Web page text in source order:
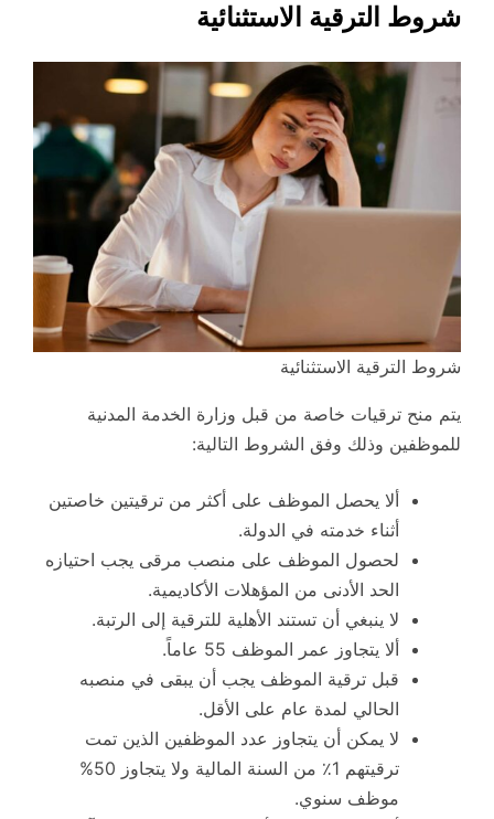
شروط الترقية الاستثنائية
شروط الترقية الاستثنائية
يتم منح ترقيات خاصة من قبل وزارة الخدمة المدنية
للموظفين وذلك وفق الشروط التالية:
ألا يحصل الموظف على أكثر من ترقيتين خاصتين
أثناء خدمته في الدولة.
لحصول الموظف على منصب مرقى يجب احتيازه
الحد الأدنى من المؤهلات الأكاديمية.
لا ينبغي أن تستند الأهلية للترقية إلى الرتبة.
ألا يتجاوز عمر الموظف 55 عاماً.
قبل ترقية الموظف يجب أن يبقى في منصبه
الحالي لمدة عام على الأقل.
لا يمكن أن يتجاوز عدد الموظفين الذين تمت
ترقيتهم 1٪ من السنة المالية ولا يتجاوز 50%
موظف سنوي.